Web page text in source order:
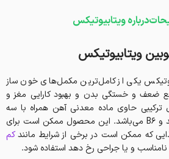
درباره ویتابیوتیکس
ویتابیوتیکس
یکی از کامل‌ترین مکمل‌های خون ساز
ضعف و خستگی بدن و بهبود کارایی مغز و
حاوی ماده معدنی آهن همراه با سه
، فولیک اسید و B6 می‌باشد. این محصول ممکن است برای
که ممکن است در برخی از شرایط مانندکم
نامناسب و یا جراحی رخ دهد استفاده شود.